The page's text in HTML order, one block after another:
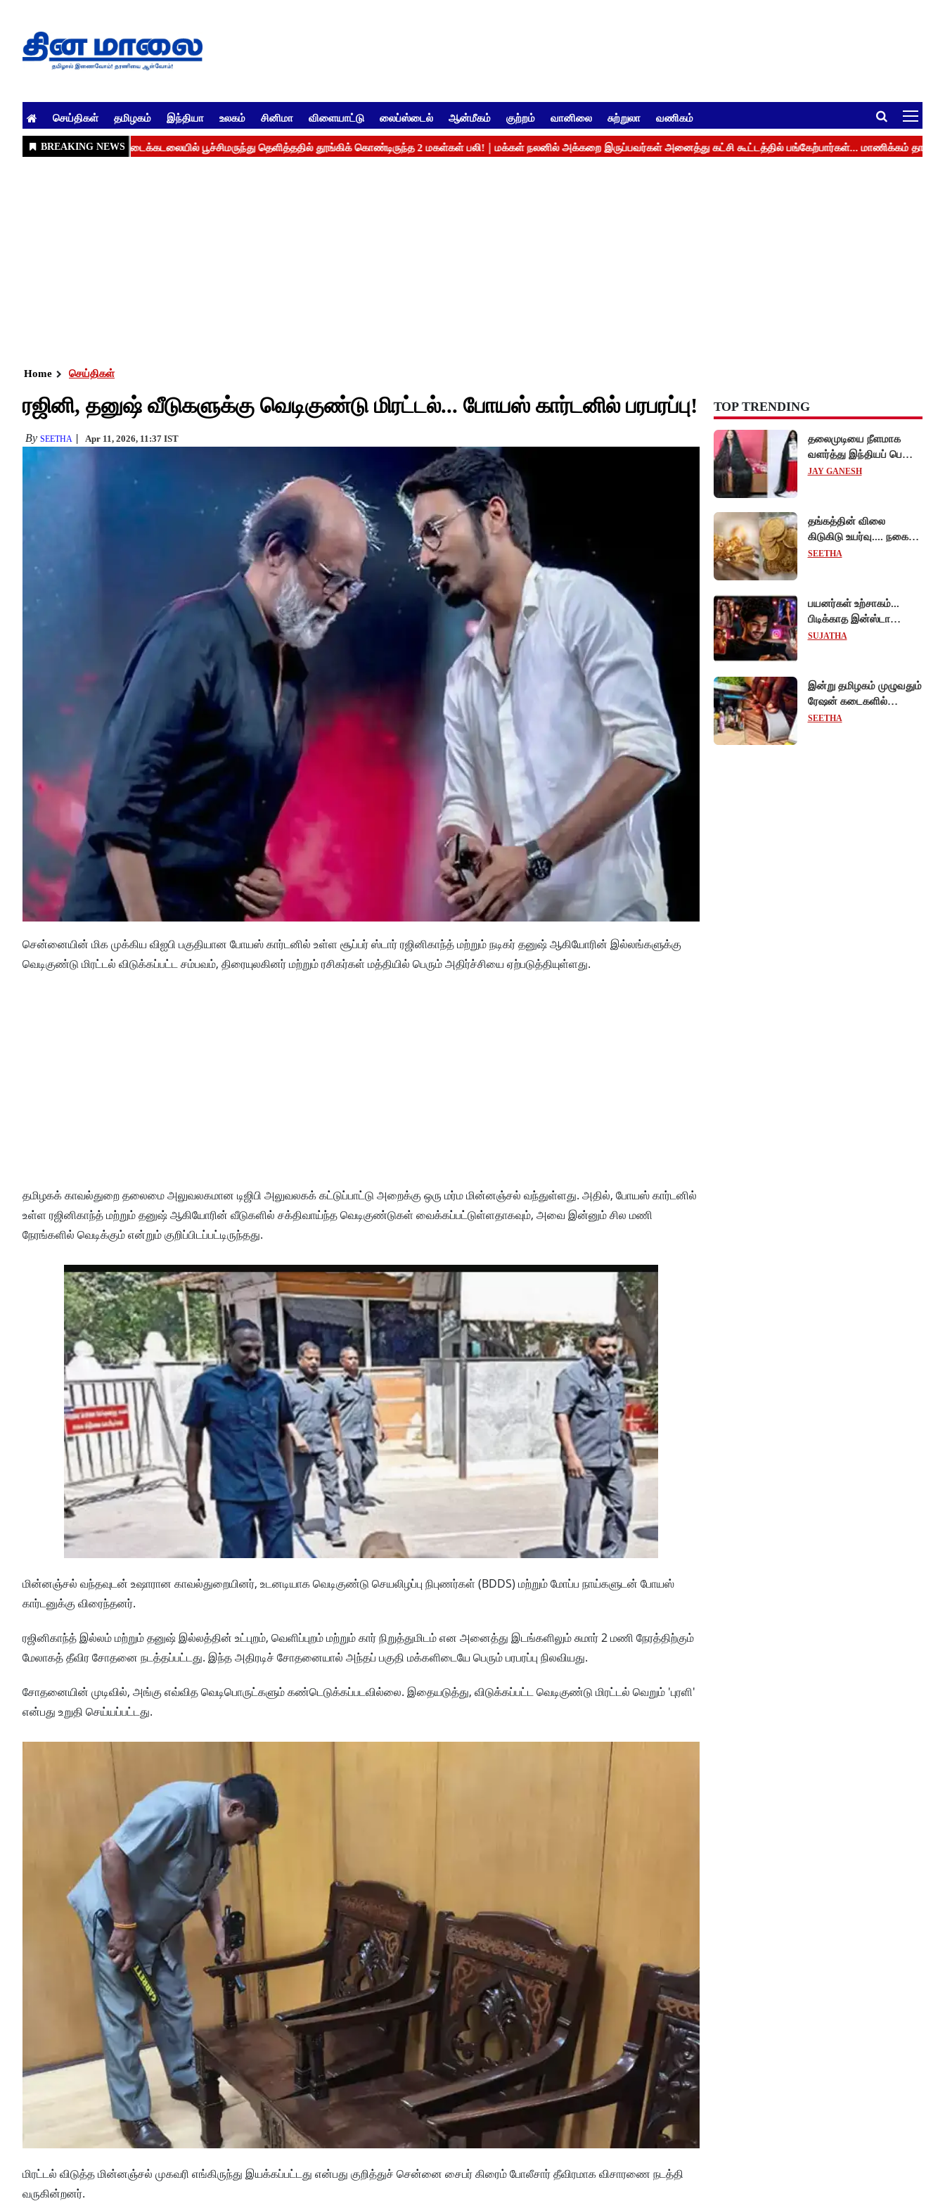
செய்திகள் தமிழகம் இந்தியா உலகம் சினிமா விளையாட்டு லைப்ஸ்டைல் ஆன்மீகம் குற்றம் வானிலை சுற்றுலா வணிகம்
Home செய்திகள்
ரஜினி, தனுஷ் வீடுகளுக்கு வெடிகுண்டு மிரட்டல்... போயஸ் கார்டனில் பரபரப்பு!
By SEETHA Apr 11, 2026, 11:37 IST
சென்னையின் மிக முக்கிய விஐபி பகுதியான போயஸ் கார்டனில் உள்ள சூப்பர் ஸ்டார் ரஜினிகாந்த் மற்றும் நடிகர் தனுஷ் ஆகியோரின் இல்லங்களுக்கு
வெடிகுண்டு மிரட்டல் விடுக்கப்பட்ட சம்பவம், திரையுலகினர் மற்றும் ரசிகர்கள் மத்தியில் பெரும் அதிர்ச்சியை ஏற்படுத்தியுள்ளது.
தமிழகக் காவல்துறை தலைமை அலுவலகமான டிஜிபி அலுவலகக் கட்டுப்பாட்டு அறைக்கு ஒரு மர்ம மின்னஞ்சல் வந்துள்ளது. அதில், போயஸ் கார்டனில்
உள்ள ரஜினிகாந்த் மற்றும் தனுஷ் ஆகியோரின் வீடுகளில் சக்திவாய்ந்த வெடிகுண்டுகள் வைக்கப்பட்டுள்ளதாகவும், அவை இன்னும் சில மணி
நேரங்களில் வெடிக்கும் என்றும் குறிப்பிடப்பட்டிருந்தது.
மின்னஞ்சல் வந்தவுடன் உஷாரான காவல்துறையினர், உடனடியாக வெடிகுண்டு செயலிழப்பு நிபுணர்கள் (BDDS) மற்றும் மோப்ப நாய்களுடன் போயஸ்
கார்டனுக்கு விரைந்தனர்.
ரஜினிகாந்த் இல்லம் மற்றும் தனுஷ் இல்லத்தின் உட்புறம், வெளிப்புறம் மற்றும் கார் நிறுத்துமிடம் என அனைத்து இடங்களிலும் சுமார் 2 மணி நேரத்திற்கும்
மேலாகத் தீவிர சோதனை நடத்தப்பட்டது. இந்த அதிரடிச் சோதனையால் அந்தப் பகுதி மக்களிடையே பெரும் பரபரப்பு நிலவியது.
சோதனையின் முடிவில், அங்கு எவ்வித வெடிபொருட்களும் கண்டெடுக்கப்படவில்லை. இதையடுத்து, விடுக்கப்பட்ட வெடிகுண்டு மிரட்டல் வெறும் 'புரளி'
என்பது உறுதி செய்யப்பட்டது.
மிரட்டல் விடுத்த மின்னஞ்சல் முகவரி எங்கிருந்து இயக்கப்பட்டது என்பது குறித்துச் சென்னை சைபர் கிரைம் போலீசார் தீவிரமாக விசாரணை நடத்தி
வருகின்றனர்.
TOP TRENDING
தலைமுடியை நீளமாக
வளர்த்து இந்தியப் பெண்
கின்னஸ் சாதனை!
JAY GANESH
தங்கத்தின் விலை
கிடுகிடு உயர்வு.... நகைப்
பிரியர்கள் அதிர்ச்சி!
SEETHA
பயனர்கள் உற்சாகம்...
பிடிக்காத இன்ஸ்டா
ரீல்ஸ்களை ஒரே க்ளிக்கில்
SUJATHA
இன்று தமிழகம் முழுவதும்
ரேஷன் கடைகளில்
கைவிரல் ரேகை பதிவு
SEETHA